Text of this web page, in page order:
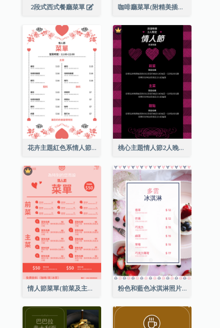
2段式西式餐廳菜單 咖啡廳菜單(附精美插圖)
花卉主題紅色系情人節菜單 桃心主題情人節2人晚餐菜單
情人節菜單(前菜及主菜) 粉色和藍色冰淇淋照片甜點菜單